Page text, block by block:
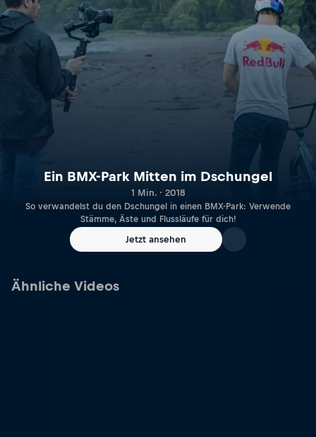
Ein BMX-Park Mitten im Dschungel
1 Min. · 2018
So verwandelst du den Dschungel in einen BMX-Park: Verwende
Stämme, Äste und Flussläufe für dich!
Jetzt ansehen
Ähnliche Videos